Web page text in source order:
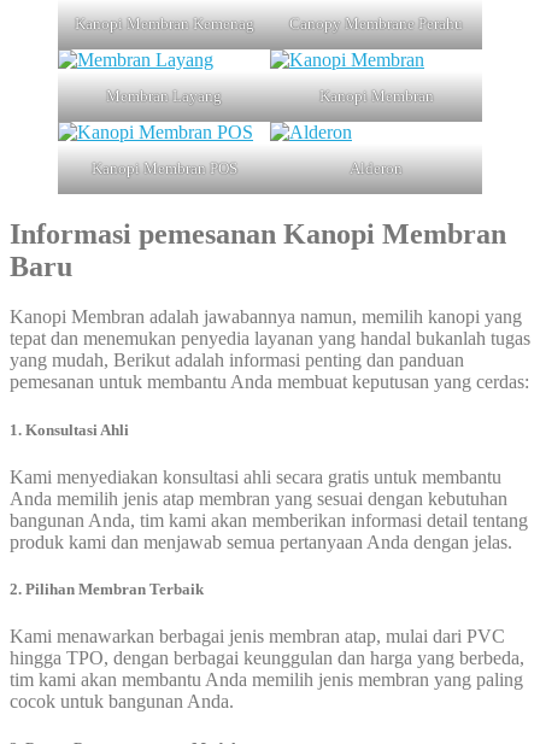
Kanopi Membran Kemenag Canopy Membrane Perahu
Membran Layang Kanopi Membran
Kanopi Membran POS Alderon
Informasi pemesanan Kanopi Membran
Baru
Kanopi Membran adalah jawabannya namun, memilih kanopi yang
tepat dan menemukan penyedia layanan yang handal bukanlah tugas
yang mudah, Berikut adalah informasi penting dan panduan
pemesanan untuk membantu Anda membuat keputusan yang cerdas:
1. Konsultasi Ahli
Kami menyediakan konsultasi ahli secara gratis untuk membantu
Anda memilih jenis atap membran yang sesuai dengan kebutuhan
bangunan Anda, tim kami akan memberikan informasi detail tentang
produk kami dan menjawab semua pertanyaan Anda dengan jelas.
2. Pilihan Membran Terbaik
Kami menawarkan berbagai jenis membran atap, mulai dari PVC
hingga TPO, dengan berbagai keunggulan dan harga yang berbeda,
tim kami akan membantu Anda memilih jenis membran yang paling
cocok untuk bangunan Anda.